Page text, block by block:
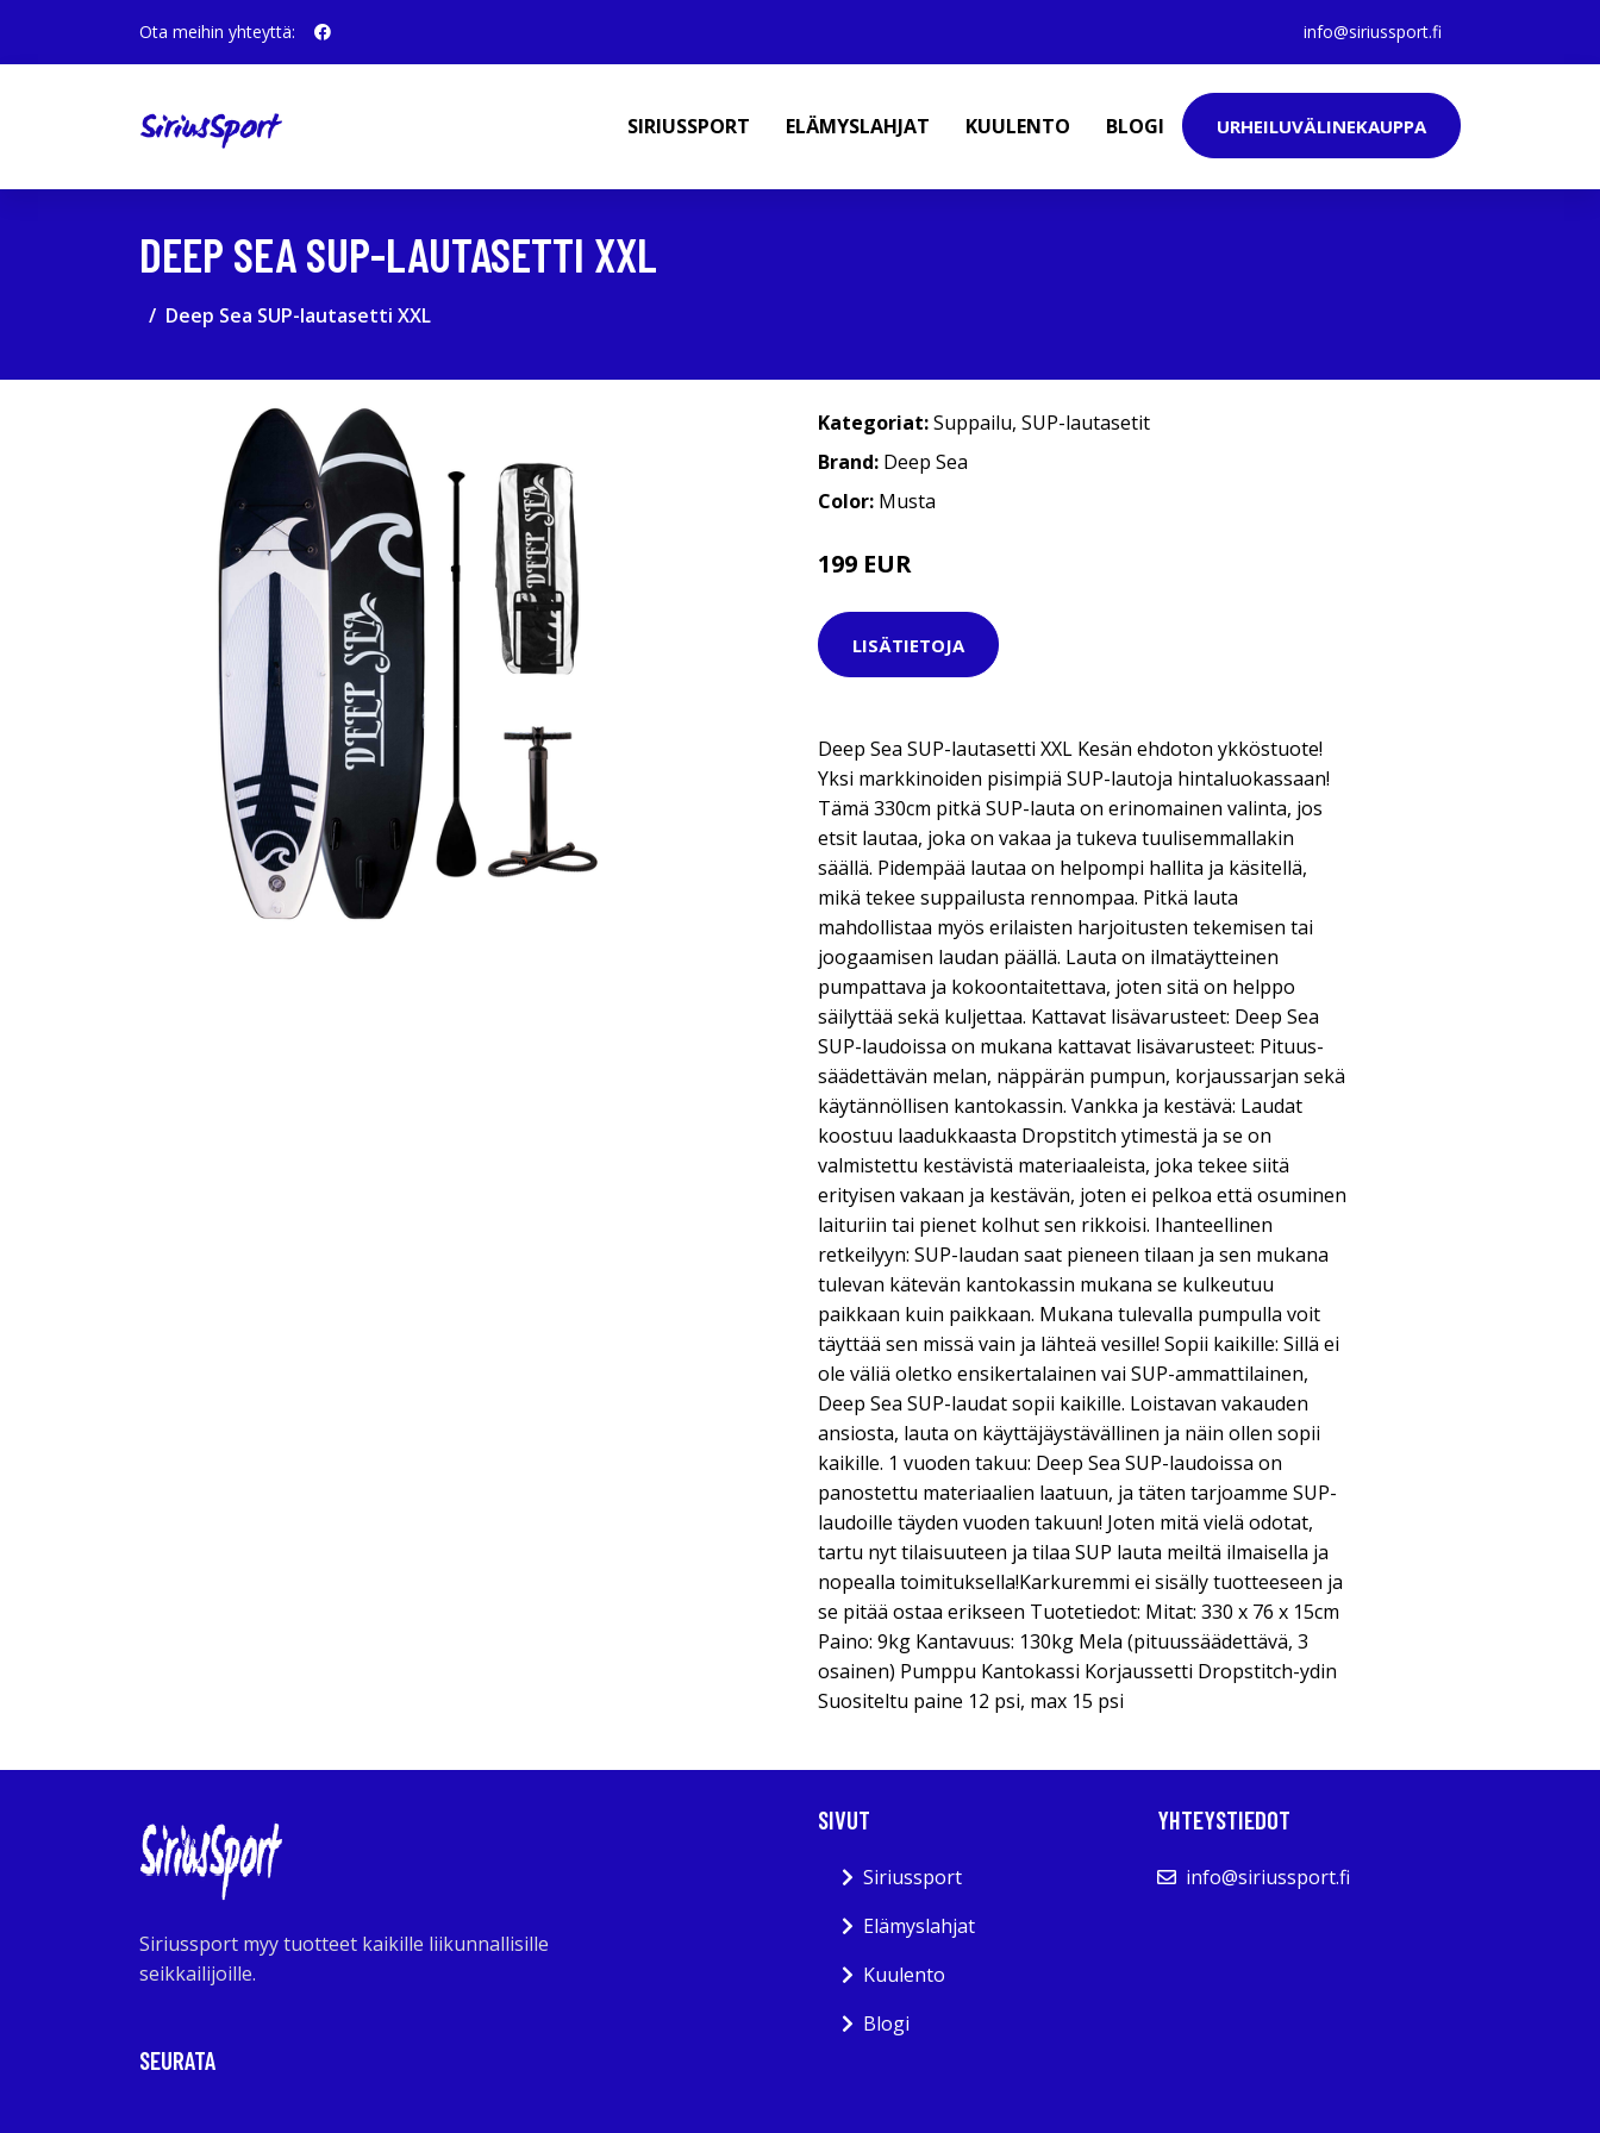
Ota meihin yhteyttä: info@siriussport.fi
SIRIUSSPORT ELÄMYSLAHJAT KUULENTO BLOGI URHEILUVÄLINEKAUPPA
DEEP SEA SUP-LAUTASETTI XXL
Deep Sea SUP-lautasetti XXL
Kategoriat:Suppailu, SUP-lautasetit
Brand: Deep Sea
Color: Musta
199 EUR
LISÄTIETOJA
Deep Sea SUP-lautasetti XXL Kesän ehdoton ykköstuote!
Yksi markkinoiden pisimpiä SUP-lautoja hintaluokassaan!
Tämä 330cm pitkä SUP-lauta on erinomainen valinta, jos
etsit lautaa, joka on vakaa ja tukeva tuulisemmallakin
säällä. Pidempää lautaa on helpompi hallita ja käsitellä,
mikä tekee suppailusta rennompaa. Pitkä lauta
mahdollistaa myös erilaisten harjoitusten tekemisen tai
joogaamisen laudan päällä. Lauta on ilmatäytteinen
pumpattava ja kokoontaitettava, joten sitä on helppo
säilyttää sekä kuljettaa. Kattavat lisävarusteet: Deep Sea
SUP-laudoissa on mukana kattavat lisävarusteet: Pituus-
säädettävän melan, näppärän pumpun, korjaussarjan sekä
käytännöllisen kantokassin. Vankka ja kestävä: Laudat
koostuu laadukkaasta Dropstitch ytimestä ja se on
valmistettu kestävistä materiaaleista, joka tekee siitä
erityisen vakaan ja kestävän, joten ei pelkoa että osuminen
laituriin tai pienet kolhut sen rikkoisi. Ihanteellinen
retkeilyyn: SUP-laudan saat pieneen tilaan ja sen mukana
tulevan kätevän kantokassin mukana se kulkeutuu
paikkaan kuin paikkaan. Mukana tulevalla pumpulla voit
täyttää sen missä vain ja lähteä vesille! Sopii kaikille: Sillä ei
ole väliä oletko ensikertalainen vai SUP-ammattilainen,
Deep Sea SUP-laudat sopii kaikille. Loistavan vakauden
ansiosta, lauta on käyttäjäystävällinen ja näin ollen sopii
kaikille. 1 vuoden takuu: Deep Sea SUP-laudoissa on
panostettu materiaalien laatuun, ja täten tarjoamme SUP-
laudoille täyden vuoden takuun! Joten mitä vielä odotat,
tartu nyt tilaisuuteen ja tilaa SUP lauta meiltä ilmaisella ja
nopealla toimituksella!Karkuremmi ei sisälly tuotteeseen ja
se pitää ostaa erikseen Tuotetiedot: Mitat: 330 x 76 x 15cm
Paino: 9kg Kantavuus: 130kg Mela (pituussäädettävä, 3
osainen) Pumppu Kantokassi Korjaussetti Dropstitch-ydin
Suositeltu paine 12 psi, max 15 psi
Siriussport myy tuotteet kaikille liikunnallisille
seikkailijoille.
SEURATA
SIVUT
Siriussport
Elämyslahjat
Kuulento
Blogi
YHTEYSTIEDOT
info@siriussport.fi